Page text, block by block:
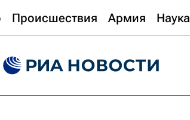
Происшествия Армия Наука